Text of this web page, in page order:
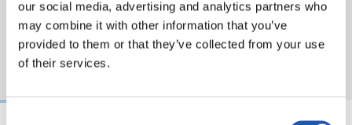
our social media, advertising and analytics partners who
may combine it with other information that you’ve
provided to them or that they’ve collected from your use
of their services.